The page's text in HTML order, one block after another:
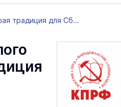
традиция для Сб...